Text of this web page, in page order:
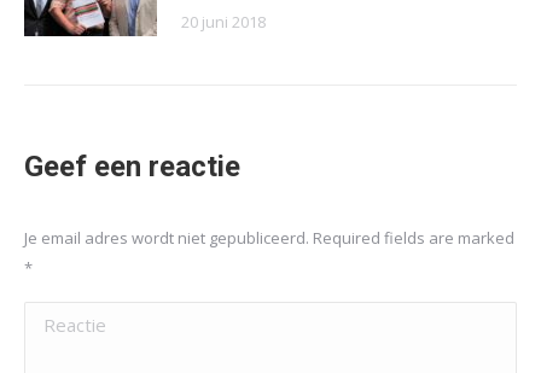
20 juni 2018
Geef een reactie
Je email adres wordt niet gepubliceerd. Required fields are marked
*
Reactie